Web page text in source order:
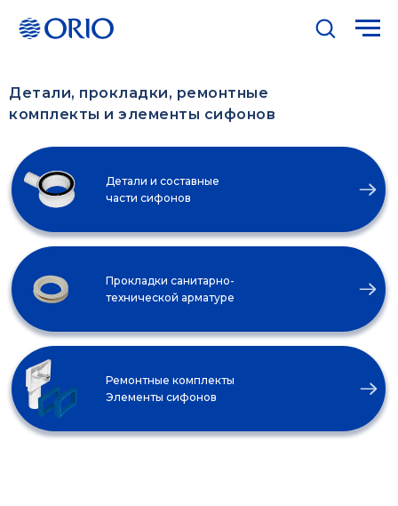
Ремонтные комплекты
Элементы сифонов
Детали и составные
части сифонов
Прокладки санитарно-
технической арматуре
Детали, прокладки, ремонтные
комплекты и элементы сифонов